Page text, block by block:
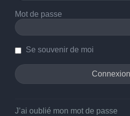
Mot de passe
Se souvenir de moi
J’ai oublié mon mot de passe